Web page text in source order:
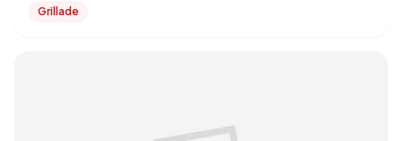
Grillade